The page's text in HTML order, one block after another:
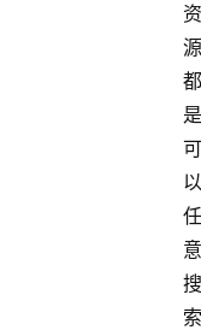
资
源
都
是
可
以
任
意
搜
索